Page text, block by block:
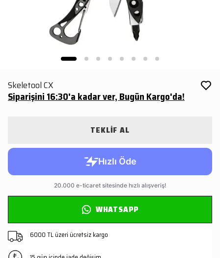
Skeletool CX
Siparişini 16:30'a kadar ver, Bugün Kargo'da!
TEKLİF AL
WHATSAPP
6000 TL üzeri ücretsiz kargo